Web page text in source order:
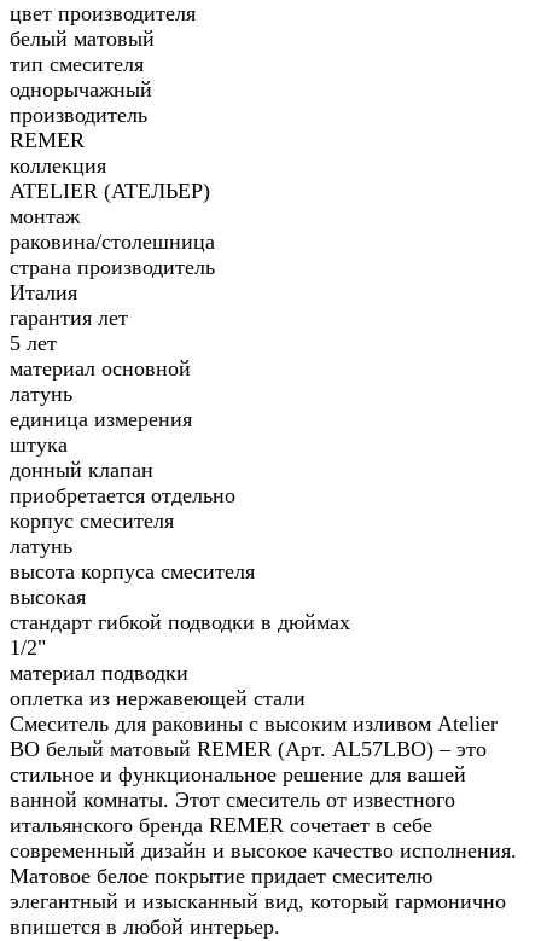
цвет производителя
белый матовый
тип смесителя
однорычажный
производитель
REMER
коллекция
ATELIER (АТЕЛЬЕР)
монтаж
раковина/столешница
страна производитель
Италия
гарантия лет
5 лет
материал основной
латунь
единица измерения
штука
донный клапан
приобретается отдельно
корпус смесителя
латунь
высота корпуса смесителя
высокая
стандарт гибкой подводки в дюймах
1/2"
материал подводки
оплетка из нержавеющей стали
Смеситель для раковины с высоким изливом Atelier
BO белый матовый REMER (Арт. AL57LBO) – это
стильное и функциональное решение для вашей
ванной комнаты. Этот смеситель от известного
итальянского бренда REMER сочетает в себе
современный дизайн и высокое качество исполнения.
Матовое белое покрытие придает смесителю
элегантный и изысканный вид, который гармонично
впишется в любой интерьер.